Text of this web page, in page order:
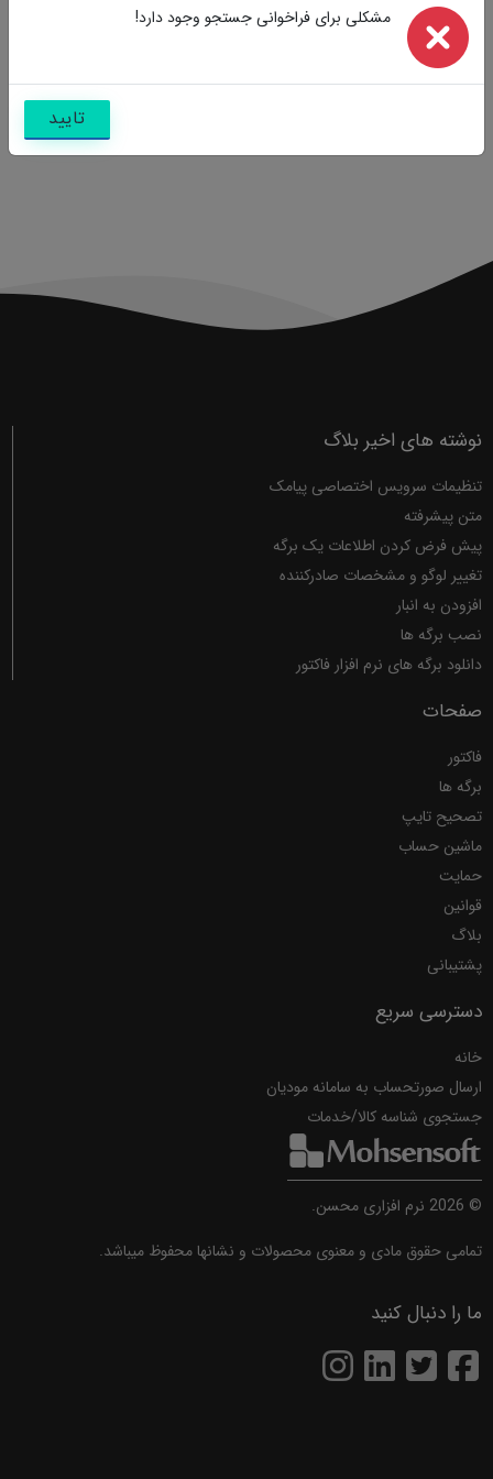
نوشته های اخیر بلاگ
تنظیمات سرویس اختصاصی پیامک
متن پیشرفته
پیش فرض کردن اطلاعات یک برگه
تغییر لوگو و مشخصات صادرکننده
افزودن به انبار
نصب برگه ها
دانلود برگه های نرم افزار فاکتور
صفحات
فاکتور
برگه ها
تصحیح تایپ
ماشین حساب
حمایت
قوانین
بلاگ
پشتیبانی
دسترسی سریع
خانه
ارسال صورتحساب به سامانه مودیان
جستجوی شناسه کالا/خدمات
©
2026 نرم افزاری محسن.
تمامی حقوق مادی و معنوی محصولات و نشانها محفوظ میباشد.
ما را دنبال کنید
مشکلی برای فراخوانی جستجو وجود دارد!
تایید